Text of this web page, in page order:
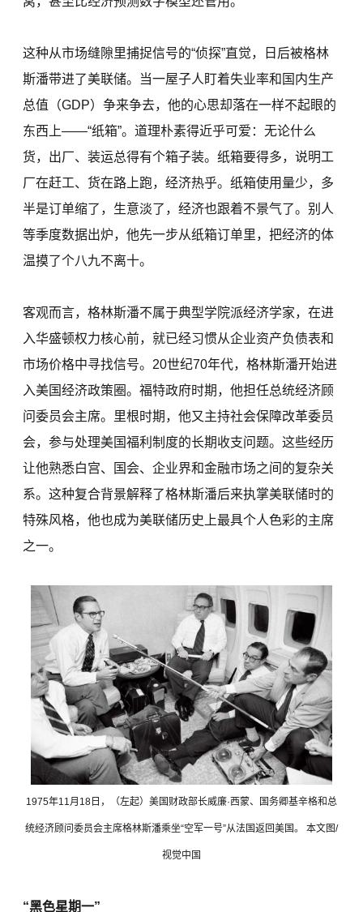
这种从市场缝隙里捕捉信号的“侦探”直觉，日后被格林
斯潘带进了美联储。当一屋子人盯着失业率和国内生产
总值（GDP）争来争去，他的心思却落在一样不起眼的
东西上——“纸箱”。道理朴素得近乎可爱：无论什么
货，出厂、装运总得有个箱子装。纸箱要得多，说明工
厂在赶工、货在路上跑，经济热乎。纸箱使用量少，多
半是订单缩了，生意淡了，经济也跟着不景气了。别人
等季度数据出炉，他先一步从纸箱订单里，把经济的体
温摸了个八九不离十。
客观而言，格林斯潘不属于典型学院派经济学家，在进
入华盛顿权力核心前，就已经习惯从企业资产负债表和
市场价格中寻找信号。20世纪70年代，格林斯潘开始进
入美国经济政策圈。福特政府时期，他担任总统经济顾
问委员会主席。里根时期，他又主持社会保障改革委员
会，参与处理美国福利制度的长期收支问题。这些经历
让他熟悉白宫、国会、企业界和金融市场之间的复杂关
系。这种复合背景解释了格林斯潘后来执掌美联储时的
特殊风格，他也成为美联储历史上最具个人色彩的主席
之一。
1975年11月18日，（左起）美国财政部长威廉·西蒙、国务卿基辛格和总
统经济顾问委员会主席格林斯潘乘坐“空军一号”从法国返回美国。 本文图/
视觉中国
“黑色星期一”